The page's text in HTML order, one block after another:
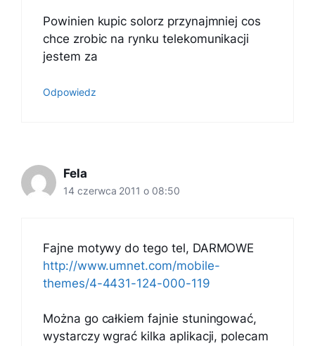
Powinien kupic solorz przynajmniej cos
chce zrobic na rynku telekomunikacji
jestem za
Odpowiedz
Fela
14 czerwca 2011 o 08:50
Fajne motywy do tego tel, DARMOWE
http://www.umnet.com/mobile-
themes/4-4431-124-000-119
Można go całkiem fajnie stuningować,
wystarczy wgrać kilka aplikacji, polecam